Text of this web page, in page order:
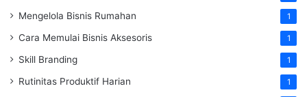
Mengelola Bisnis Rumahan 1
Cara Memulai Bisnis Aksesoris 1
Skill Branding 1
Rutinitas Produktif Harian 1